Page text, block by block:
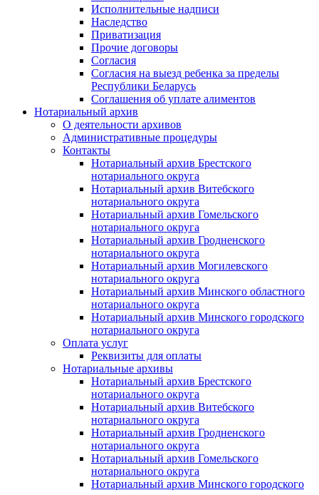
Исполнительные надписи
Наследство
Приватизация
Прочие договоры
Согласия
Согласия на выезд ребенка за пределы
Республики Беларусь
Соглашения об уплате алиментов
Нотариальный архив
О деятельности архивов
Административные процедуры
Контакты
Нотариальный архив Брестского
нотариального округа
Нотариальный архив Витебского
нотариального округа
Нотариальный архив Гомельского
нотариального округа
Нотариальный архив Гродненского
нотариального округа
Нотариальный архив Могилевского
нотариального округа
Нотариальный архив Минского областного
нотариального округа
Нотариальный архив Минского городского
нотариального округа
Оплата услуг
Реквизиты для оплаты
Нотариальные архивы
Нотариальный архив Брестского
нотариального округа
Нотариальный архив Витебского
нотариального округа
Нотариальный архив Гродненского
нотариального округа
Нотариальный архив Гомельского
нотариального округа
Нотариальный архив Минского городского